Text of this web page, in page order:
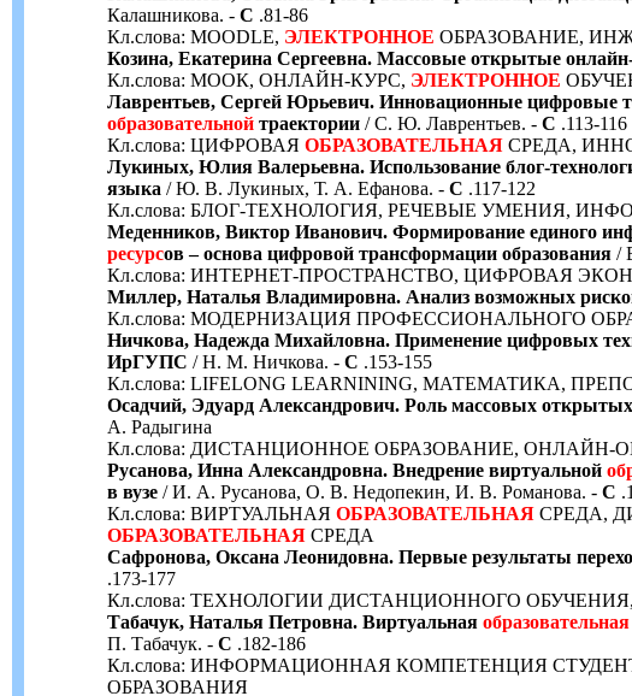
Калашникова. - С .81-86
Кл.слова: MOODLE, ЭЛЕКТРОННОЕ ОБРАЗОВАНИЕ,
Козина, Екатерина Сергеевна. Массовые открытые
Кл.слова: МООК, ОНЛАЙН-КУРС, ЭЛЕКТРОННОЕ
Лаврентьев, Сергей Юрьевич. Инновационные цифровые
образовательной траектории / С. Ю. Лаврентьев. - С .113-116
Кл.слова: ЦИФРОВАЯ ОБРАЗОВАТЕЛЬНАЯ СРЕДА,
Лукиных, Юлия Валерьевна. Использование блог-
языка / Ю. В. Лукиных, Т. А. Ефанова. - С .117-122
Кл.слова: БЛОГ-ТЕХНОЛОГИЯ, РЕЧЕВЫЕ УМЕНИЯ,
Меденников, Виктор Иванович. Формирование единого
ресурсов – основа цифровой трансформации образования /
Кл.слова: ИНТЕРНЕТ-ПРОСТРАНСТВО, ЦИФРОВАЯ
Миллер, Наталья Владимировна. Анализ возможных
Кл.слова: МОДЕРНИЗАЦИЯ ПРОФЕССИОНАЛЬНОГО
Ничкова, Надежда Михайловна. Применение цифровых
ИрГУПС / Н. М. Ничкова. - С .153-155
Кл.слова: LIFELONG LEARNINING, МАТЕМАТИКА,
Осадчий, Эдуард Александрович. Роль массовых
А. Радыгина
Кл.слова: ДИСТАНЦИОННОЕ ОБРАЗОВАНИЕ, ОНЛАЙН-
Русанова, Инна Александровна. Внедрение виртуальной
в вузе / И. А. Русанова, О. В. Недопекин, И. В. Романова. - С
Кл.слова: ВИРТУАЛЬНАЯ ОБРАЗОВАТЕЛЬНАЯ СРЕДА,
ОБРАЗОВАТЕЛЬНАЯ СРЕДА
Сафронова, Оксана Леонидовна. Первые результаты
.173-177
Кл.слова: ТЕХНОЛОГИИ ДИСТАНЦИОННОГО
Табачук, Наталья Петровна. Виртуальная образовательная
П. Табачук. - С .182-186
Кл.слова: ИНФОРМАЦИОННАЯ КОМПЕТЕНЦИЯ
ОБРАЗОВАНИЯ